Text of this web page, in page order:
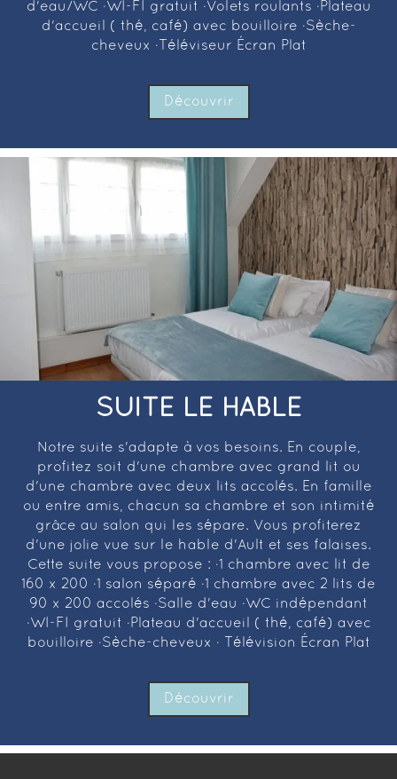
d'eau/WC ·WI-FI gratuit ·Volets roulants ·Plateau
d'accueil ( thé, café) avec bouilloire ·Sèche-
cheveux ·Téléviseur Écran Plat
Découvrir
SUITE LE HABLE
Notre suite s'adapte à vos besoins. En couple,
profitez soit d'une chambre avec grand lit ou
d'une chambre avec deux lits accolés. En famille
ou entre amis, chacun sa chambre et son intimité
grâce au salon qui les sépare. Vous profiterez
d'une jolie vue sur le hable d'Ault et ses falaises.
Cette suite vous propose : ·1 chambre avec lit de
160 x 200 ·1 salon séparé ·1 chambre avec 2 lits de
90 x 200 accolés ·Salle d'eau ·WC indépendant
·WI-FI gratuit ·Plateau d'accueil ( thé, café) avec
bouilloire ·Sèche-cheveux · Télévision Écran Plat
Découvrir